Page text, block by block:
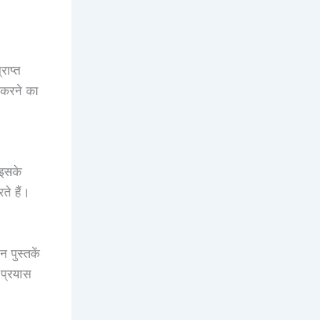
करने का
इसके
हैं।
पुस्तकें